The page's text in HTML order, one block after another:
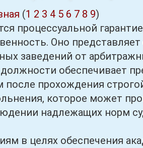
(1 2 3 4 5 6 7 8 9)
процессуальной
Оно
заведений от
обеспечивает
прохождения
которое может
надлежащих норм
целях обеспечения